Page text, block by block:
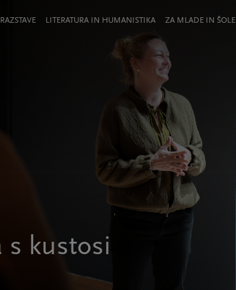
RAZSTAVE LITERATURA IN HUMANISTIKA ZA MLADE IN ŠOLE
s kustosi